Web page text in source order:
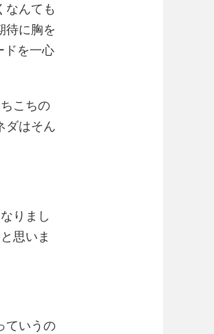
なんても
待に胸を
ドを一心
こちの
ダはそん
りまし
思いま
ていうの